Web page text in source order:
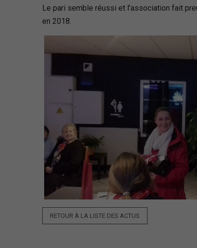
Le pari semble réussi et l’association fait
en 2018.
RETOUR À LA LISTE DES ACTUS